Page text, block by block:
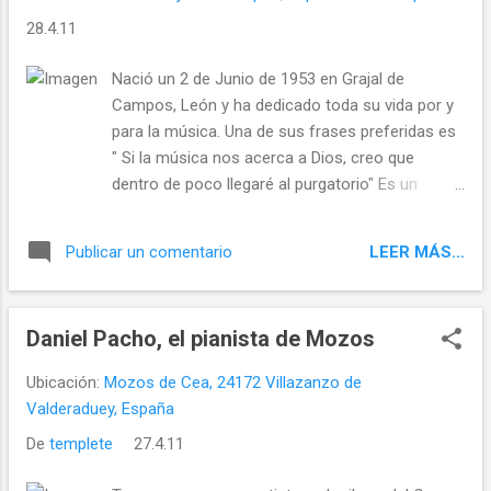
este municipio el cargo de Juez de Paz
que reúnan las condiciones siguientes: 1.º.- Ser
español, mayor de edad y tener la residencia en
este municipio. 2.º.- No estar incurso en causas
de incapacidad, incompatibilidad y prohibiciones
contenida...
28.4.11
Nació un 2 de Junio de 1953 en Grajal de
Campos, León y ha dedicado toda su vida por y
para la música. Una de sus frases preferidas es
" Si la música nos acerca a Dios, creo que
dentro de poco llegaré al purgatorio" Es un
mundo, donde cabe cabe remarcar por su
importancia: Osaka (Turandot), Venezia (La
Barcelone (Norma y Aida), Copenhagen (La
(Verdi's Gala), Torino (Tosca), Catania (La
Traviata), Napoli (Macbeth y Cavalleria
Rusticana), Milano (Gioconda), Séville (Marina),
Publicar un comentario LEER MÁS...
Daniel Pacho, el pianista de Mozos
Ubicación: Mozos de Cea, 24172 Villazanzo de
Valderaduey, España
De templete 27.4.11